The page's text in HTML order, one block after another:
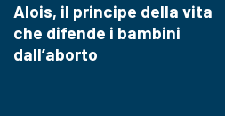
Alois, il principe della vita
che difende i bambini
dall’aborto